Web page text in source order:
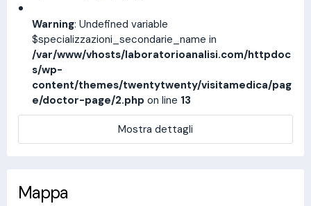
Warning: Undefined variable
$specializzazioni_secondarie_name in
/var/www/vhosts/laboratorioanalisi.com/httpdoc
s/wp-
content/themes/twentytwenty/visitamedica/pag
e/doctor-page/2.php on line 13
Mostra dettagli
Mappa